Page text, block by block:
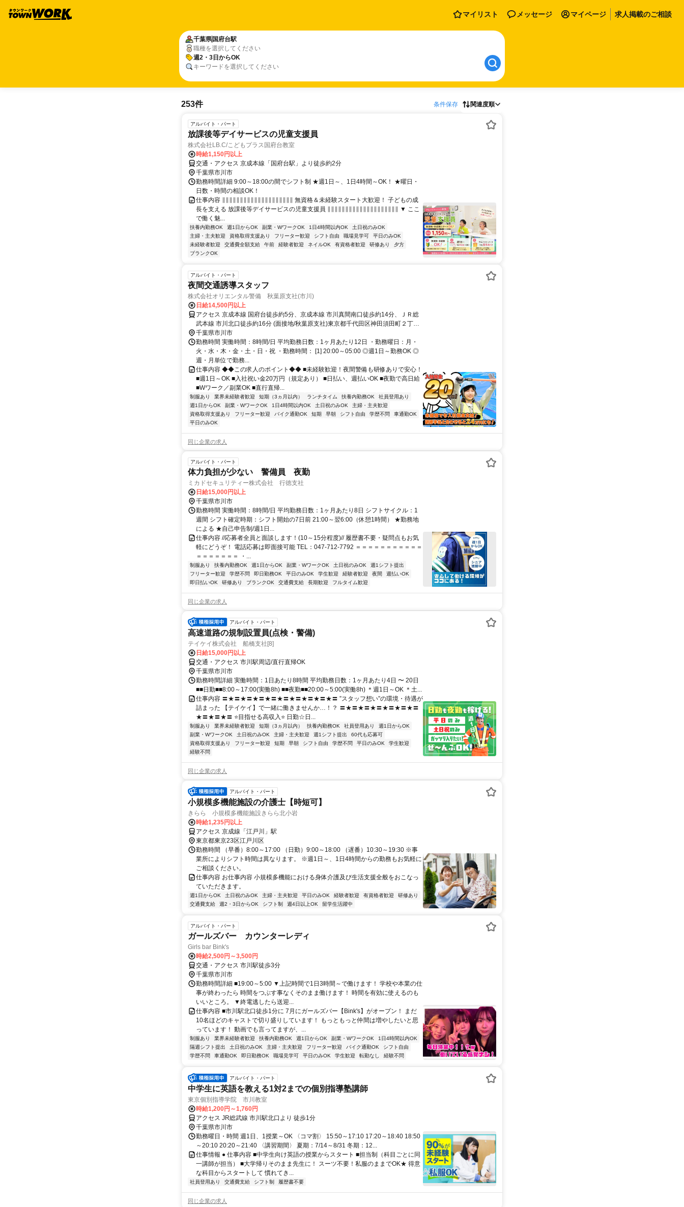
マイリスト メッセージ マイページ 求人掲載のご相談
千葉県 国府台駅
職種を選択してください
週2・3日からOK
キーワードを選択してください
253件 条件保存 関連度順
アルバイト・パート
放課後等デイサービスの児童支援員
株式会社LB.C/こどもプラス国府台教室
時給1,150円以上
交通・アクセス 京成本線「国府台駅」より徒歩約2分
千葉県市川市
勤務時間詳細 9:00～18:00の間でシフト制 ★週1日～、1日4時間～OK！ ★曜日・
日数・時間の相談OK！
仕事内容 ∥∥∥∥∥∥∥∥∥∥∥∥∥∥∥∥∥∥∥∥ 無資格＆未経験スタート大歓迎！ 子どもの成
長を支える 放課後等デイサービスの児童支援員 ∥∥∥∥∥∥∥∥∥∥∥∥∥∥∥∥∥∥∥∥ ▼ ここ
で働く魅...
扶養内勤務OK 週1日からOK 副業・WワークOK 1日4時間以内OK
土日祝のみOK
主婦・主夫歓迎
資格取得支援あり フリーター歓迎 シフト自由 職場見学可
平日のみOK
未経験者歓迎
交通費全額支給 午前 経験者歓迎 ネイルOK 有資格者歓迎 研修あり
夕方
ブランクOK
アルバイト・パート
夜間交通誘導スタッフ
株式会社オリエンタル警備 秋葉原支社(市川)
日給14,500円以上
アクセス 京成本線 国府台徒歩約5分、京成本線 市川真間南口徒歩約14分、ＪＲ総
武本線 市川北口徒歩約16分 (面接地/秋葉原支社)東京都千代田区神田須田町２丁目
9-10 宮川ビル2Ｆ
千葉県市川市
勤務時間 実働時間：8時間/日 平均勤務日数：1ヶ月あたり12日 ・勤務曜日：月・
火・水・木・金・土・日・祝 ・勤務時間： [1] 20:00～05:00 ◎週1日～勤務OK ◎
週・月単位で勤務...
仕事内容 ◆◆この求人のポイント◆◆ ■未経験歓迎！夜間警備も研修ありで安心！
■週1日～OK ■入社祝い金20万円（規定あり） ■日払い、週払いOK ■夜勤で高日給
■Wワーク／副業OK ■直行直帰...
制服あり 業界未経験者歓迎 短期（3ヵ月以内） ランチタイム 扶養内勤務OK
社員登用あり
週1日からOK
副業・WワークOK 1日4時間以内OK 土日祝のみOK
主婦・主夫歓迎
資格取得支援あり
フリーター歓迎 バイク通勤OK 短期 早朝 シフト自由 学歴不問
車通勤OK
平日のみOK
同じ企業の求人
アルバイト・パート
体力負担が少ない 警備員 夜勤
ミカドセキュリティー株式会社 行徳支社
日給15,000円以上
千葉県市川市
勤務時間 実働時間：8時間/日 平均勤務日数：1ヶ月あたり8日 シフトサイクル：1
週間 シフト確定時期：シフト開始の7日前 21:00～翌6:00（休憩1時間） ★勤務地
による ★自己申告制/週1日...
仕事内容 //応募者全員と面談します！(10～15分程度)// 履歴書不要・疑問点もお気
軽にどうぞ！ 電話応募は即面接可能 TEL：047-712-7792 ＝＝＝＝＝＝＝＝＝＝＝
＝＝＝＝＝＝＝ ・...
制服あり 扶養内勤務OK 週1日からOK 副業・WワークOK 土日祝のみOK
週1シフト提出
フリーター歓迎
学歴不問 即日勤務OK 平日のみOK 学生歓迎 経験者歓迎 夜間
週払いOK
即日払いOK
研修あり ブランクOK 交通費支給 長期歓迎 フルタイム歓迎
同じ企業の求人
アルバイト・パート
高速道路の規制設置員(点検・警備)
テイケイ株式会社 船橋支社[8]
日給15,000円以上
交通・アクセス 市川駅周辺/直行直帰OK
千葉県市川市
勤務時間詳細 実働時間：1日あたり8時間 平均勤務日数：1ヶ月あたり4日 〜 20日
■■日勤■■8:00～17:00(実働8h) ■■夜勤■■20:00～5:00(実働8h) ＊週1日～OK ＊土...
仕事内容 〓★〓★〓★〓★〓★〓★〓★〓★〓★〓 ”スタッフ想い”の環境・待遇が
詰まった 【テイケイ】で一緒に働きませんか…！？ 〓★〓★〓★〓★〓★〓★〓
★〓★〓★〓 ⭐目指せる高収入⭐ 日勤☆日...
制服あり 業界未経験者歓迎 短期（3ヵ月以内） 扶養内勤務OK 社員登用あり
週1日からOK
副業・WワークOK
土日祝のみOK 主婦・主夫歓迎 週1シフト提出
60代も応募可
資格取得支援あり
フリーター歓迎 短期 早朝 シフト自由 学歴不問 平日のみOK
学生歓迎
経験不問
同じ企業の求人
アルバイト・パート
小規模多機能施設の介護士【時短可】
きらら 小規模多機能施設きらら北小岩
時給1,235円以上
アクセス 京成線「江戸川」駅
東京都東京23区江戸川区
勤務時間 （早番）8:00～17:00 （日勤）9:00～18:00 （遅番）10:30～19:30 ※事
業所によりシフト時間は異なります。 ※週1日～、1日4時間からの勤務もお気軽に
ご相談ください。
仕事内容 お仕事内容 小規模多機能における身体介護及び生活支援全般をおこなっ
ていただきます。
週1日からOK 土日祝のみOK 主婦・主夫歓迎 平日のみOK 経験者歓迎 有資格者歓迎
研修あり
交通費支給
週2・3日からOK シフト制 週4日以上OK 留学生活躍中
アルバイト・パート
ガールズバー カウンターレディ
Girls bar Bink's
時給2,500円～3,500円
交通・アクセス 市川駅徒歩3分
千葉県市川市
勤務時間詳細 ■19:00～5:00 ▼上記時間で1日3時間～で働けます！ 学校や本業の仕
事が終わったら 時間をつぶす事なくそのまま働けます！ 時間を有効に使えるのも
いいところ。 ▼終電逃したら送迎...
仕事内容 ■市川駅北口徒歩1分に 7月にガールズバー【Bink's】がオープン！ まだ
10名ほどのキャストで切り盛りしています！ もっともっと仲間は増やしたいと思
っています！ 動画でも言ってますが、...
制服あり 業界未経験者歓迎 扶養内勤務OK 週1日からOK 副業・WワークOK
1日4時間以内OK
隔週シフト提出
土日祝のみOK 主婦・主夫歓迎 フリーター歓迎 バイク通勤OK
シフト自由
学歴不問
車通勤OK 即日勤務OK 職場見学可 平日のみOK 学生歓迎 転勤なし 経験不問
アルバイト・パート
中学生に英語を教える1対2までの個別指導塾講師
東京個別指導学院 市川教室
時給1,200円～1,760円
アクセス JR総武線 市川駅北口より 徒歩1分
千葉県市川市
勤務曜日・時間 週1日、1授業～OK 〈コマ割〉 15:50～17:10 17:20～18:40 18:50
～20:10 20:20～21:40 〈講習期間〉 夏期：7/14～8/31 冬期：12...
仕事情報 ● 仕事内容 ■中学生向け英語の授業からスタート ■担当制（科目ごとに同
一講師が担当） ■大学帰りそのまま先生に！ スーツ不要！私服のままでOK★ 得意
な科目からスタートして 慣れてき...
社員登用あり 交通費支給 シフト制 履歴書不要
同じ企業の求人